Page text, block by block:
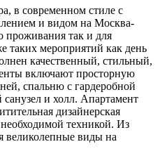
в современном стиле с
и видом на Москва-
проживания так и для
таких мероприятий как день
качественный, стильный,
включают просторную
спальню с гардеробной
санузел и холл. Апартамент
дизайнерская
техникой. Из
великолепные виды на